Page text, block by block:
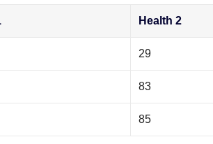
Health 2
29
83
85